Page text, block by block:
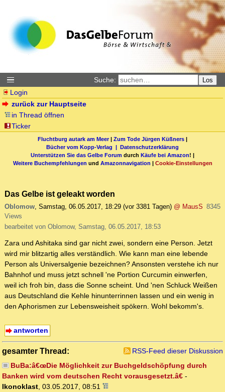
Suche: Los
Login
zurück zur Hauptseite
in Thread öffnen
Ticker
Fluchtburg autark am Meer| Zum Tode Jürgen Küßners |
Bücher vom Kopp-Verlag | Datenschutzerklärung
Unterstützen Sie das Gelbe Forum durch Käufe bei Amazon! |
Weitere Buchempfehlungen und Amazonnavigation | Cookie-Einstellungen
Das Gelbe ist geleakt worden
Oblomow, Samstag, 06.05.2017, 18:29 (vor 3381 Tagen) @ MausS 8345
Views
bearbeitet von Oblomow, Samstag, 06.05.2017, 18:53
Zara und Ashitaka sind gar nicht zwei, sondern eine Person. Jetzt
wird mir blitzartig alles verständlich. Wie kann man eine lebende
Person als Universalgenie bezeichnen? Ansonsten verstehe ich nur
Bahnhof und muss jetzt schnell 'ne Portion Curcumin einwerfen,
weil ich froh bin, dass die Sonne scheint. Und 'nen Schluck Weißen
aus Deutschland die Kehle hinunterrinnen lassen und ein wenig in
den Aphorismen zur Lebensweisheit spökern. Wohl bekomm's.
antworten
gesamter Thread:
RSS-Feed dieser Diskussion
BuBa:â€œDie Möglichkeit zur Buchgeldschöpfung durch
Banken wird vom deutschen Recht vorausgesetzt.â€ -
Ikonoklast, 03.05.2017, 08:51